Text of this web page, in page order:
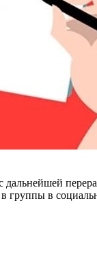
группы в